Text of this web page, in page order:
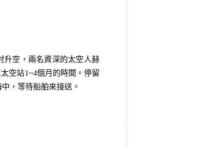
升空，兩名資深的太空人赫
空站1~4個月的時間。停留
，等待船舶來接送。